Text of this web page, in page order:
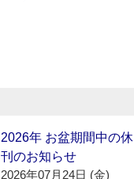
2026年 お盆期間中の休
刊のお知らせ
2026年07月24日 (金)